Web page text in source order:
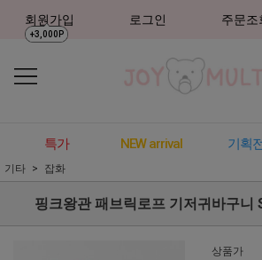
회원가입
+3,000P
로그인 주문조
특가 NEW arrival 기획
기타 잡화
핑크왕관 패브릭로프 기저귀바구니
상품가